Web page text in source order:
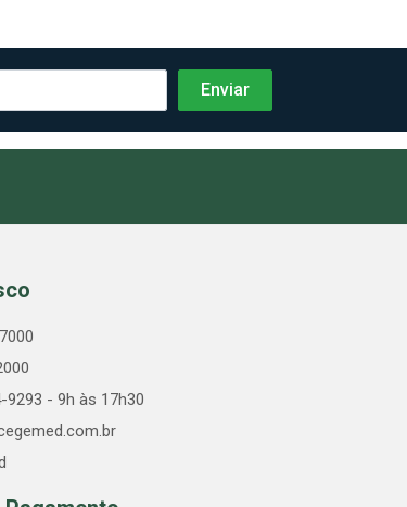
9293 - 9h às 17h30